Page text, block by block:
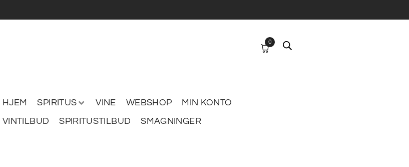
HJEM SPIRITUS VINE WEBSHOP
MIN KONTO
VINTILBUD
SPIRITUSTILBUD SMAGNINGER
0